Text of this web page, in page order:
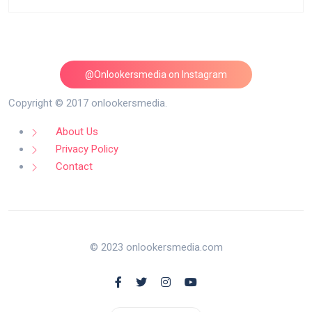
@Onlookersmedia on Instagram
Follow on Instagram
Copyright © 2017 onlookersmedia.
About Us
Privacy Policy
Contact
© 2023 onlookersmedia.com